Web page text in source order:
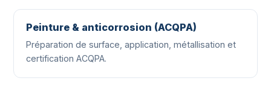
Peinture & anticorrosion (ACQPA)
Préparation de surface, application, métallisation et
certification ACQPA.